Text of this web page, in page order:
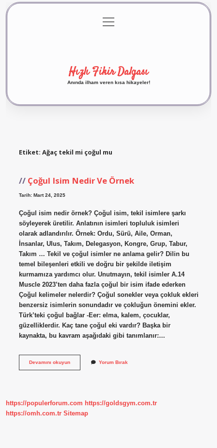
Gizlilik Politikası
menüyü
aç
Hızlı Fikir Dalgası
Anında ilham veren kısa hikayeler!
Etiket: Ağaç tekil mi çoğul mu
Çoğul Isim Nedir Ve Örnek
Tarih: Mart 24, 2025
Çoğul isim nedir örnek? Çoğul isim, tekil isimlere şarkı
söyleyerek üretilir. Anlatının isimleri topluluk isimleri
olarak adlandırılır. Örnek: Ordu, Sürü, Aile, Orman,
İnsanlar, Ulus, Takım, Delegasyon, Kongre, Grup, Tabur,
Takım … Tekil ve çoğul isimler ne anlama gelir? Dilin bu
temel bileşenleri etkili ve doğru bir şekilde iletişim
kurmamıza yardımcı olur. Unutmayın, tekil isimler A.14
Muscle 2023’ten daha fazla çoğul bir isim ifade ederken
Çoğul kelimeler nelerdir? Çoğul sonekler veya çokluk ekleri
benzersiz isimlerin sonundadır ve çokluğun önemini ekler.
Türk’teki çoğul bağlar -Eer: elma, kalem, çocuklar,
güzelliklerdir. Kaç tane çoğul eki vardır? Başka bir
kaynakta, bu kavram aşağıdaki gibi tanımlanır:…
Devamını okuyunÇoğul
Yorum Bırak
https://populerforum.com https://goldsgym.com.tr
https://omh.com.tr Sitemap